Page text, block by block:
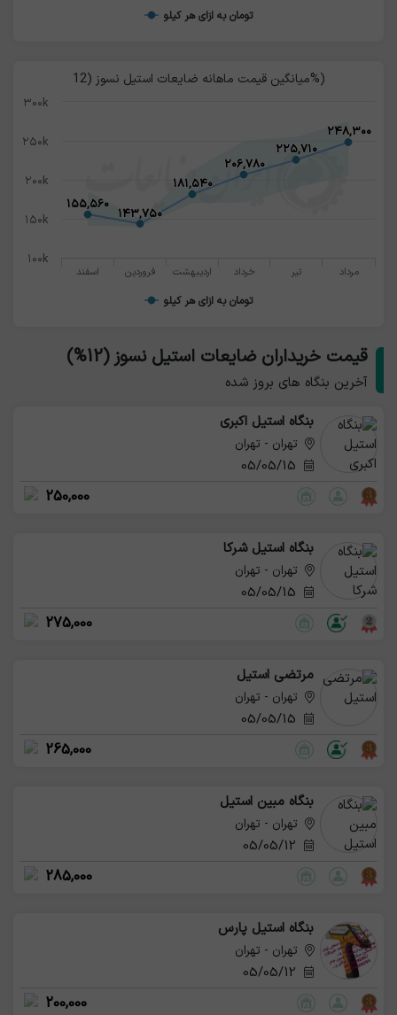
تومان به ازای هر کیلو
میانگین قیمت ماهانه ضایعات استیل نسوز (12%)
۱۵۵,۵۶۰
۱۵۵,۵۶۰
۱۴۳,۷۵۰
۱۴۳,۷۵۰
۱۸۱,۵۴۰
۱۸۱,۵۴۰
۲۰۶,۷۸۰
۲۰۶,۷۸۰
۲۲۵,۷۱۰
۲۲۵,۷۱۰
۲۴۸,۳۰۰
۲۴۸,۳۰۰
تومان به ازای هر کیلو
اسفند فروردین اردیبهشت خرداد تیر مرداد
۱۰۰k
۱۵۰k
۲۰۰k
۲۵۰k
۳۰۰k
قیمت خریداران ضایعات استیل نسوز (12%)
آخرین بنگاه های بروز شده
بنگاه استیل اکبری
تهران - تهران
250,000
بنگاه استیل شرکا
تهران - تهران
275,000
مرتضی استیل
تهران - تهران
265,000
بنگاه مبین استیل
تهران - تهران
285,000
بنگاه استیل پارس
تهران - تهران
200,000